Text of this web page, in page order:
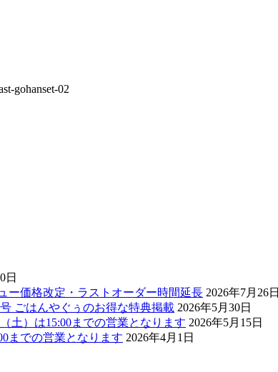
gohanset-02
日
ー価格改定・ラストオーダー時間延長 2026年7月26日
ごはんやぐぅのお得な特典掲載 2026年5月30日
土）は15:00までの営業となります 2026年5月15日
までの営業となります 2026年4月1日